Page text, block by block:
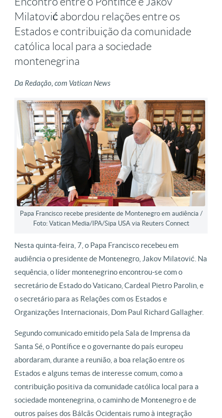
Milatović abordou relações entre os
Estados e contribuição da comunidade
católica local para a sociedade
montenegrina
Da Redação, com Vatican News
Papa Francisco recebe presidente de Montenegro em audiência /
Foto: Vatican Media/IPA/Sipa USA via Reuters Connect
Nesta quinta-feira, 7, o Papa Francisco recebeu em
audiência o presidente de Montenegro, Jakov Milatović. Na
sequência, o líder montenegrino encontrou-se com o
secretário de Estado do Vaticano, Cardeal Pietro Parolin, e
o secretário para as Relações com os Estados e
Organizações Internacionais, Dom Paul Richard Gallagher.
Segundo comunicado emitido pela Sala de Imprensa da
Santa Sé, o Pontífice e o governante do país europeu
abordaram, durante a reunião, a boa relação entre os
Estados e alguns temas de interesse comum, como a
contribuição positiva da comunidade católica local para a
sociedade montenegrina, o caminho de Montenegro e de
outros países dos Bálcãs Ocidentais rumo à integração